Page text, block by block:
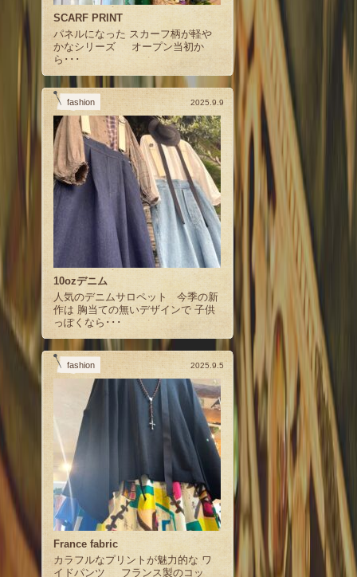
SCARF PRINT
パネルになった スカーフ柄が軽や
かなシリーズ オープン当初か
ら･･･
fashion 2025.9.9
10ozデニム
人気のデニムサロペット 今季の新
作は 胸当ての無いデザインで 子供
っぽくなら･･･
fashion 2025.9.5
France fabric
カラフルなプリントが魅力的な ワ
イドパンツ フランス製のコッ